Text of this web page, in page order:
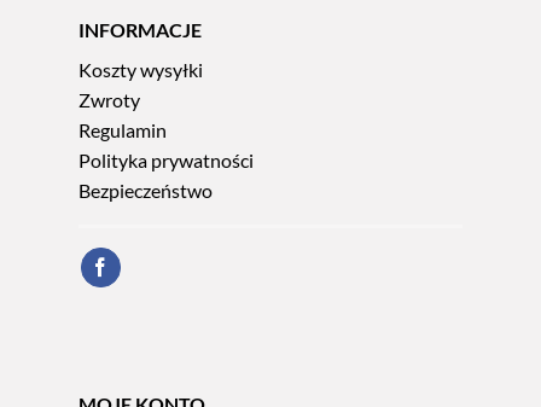
INFORMACJE
Koszty wysyłki
Zwroty
Regulamin
Polityka prywatności
Bezpieczeństwo